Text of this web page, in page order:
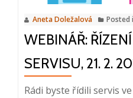
2025,
10:00
–
Aneta Doležalová Posted
WEBINÁŘ:
SERVISU, 21. 2.
Rádi byste řídili servis